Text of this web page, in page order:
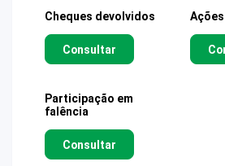
Cheques devolvidos
Consultar
Participação em
falência
Consultar